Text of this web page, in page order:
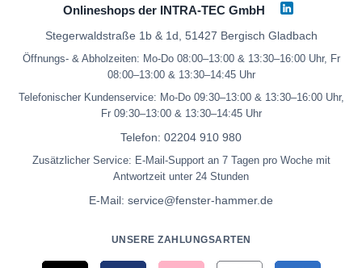
Onlineshops der INTRA-TEC GmbH
Stegerwaldstraße 1b & 1d, 51427 Bergisch Gladbach
Öffnungs- & Abholzeiten: Mo-Do 08:00–13:00 & 13:30–16:00 Uhr, Fr
08:00–13:00 & 13:30–14:45 Uhr
Telefonischer Kundenservice: Mo-Do 09:30–13:00 & 13:30–16:00 Uhr,
Fr 09:30–13:00 & 13:30–14:45 Uhr
Telefon: 02204 910 980
Zusätzlicher Service: E-Mail-Support an 7 Tagen pro Woche mit
Antwortzeit unter 24 Stunden
E-Mail: service@fenster-hammer.de
UNSERE ZAHLUNGSARTEN